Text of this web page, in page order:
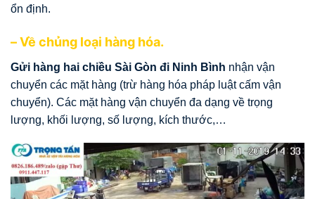
ổn định.
– Về chủng loại hàng hóa.
Gửi hàng hai chiều Sài Gòn đi Ninh Bình nhận vận
chuyển các mặt hàng (trừ hàng hóa pháp luật cấm vận
chuyển). Các mặt hàng vận chuyển đa dạng về trọng
lượng, khối lượng, số lượng, kích thước,…